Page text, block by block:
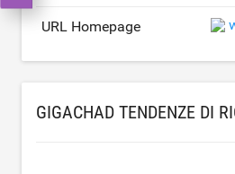
URL Homepage
GIGACHAD TENDENZE DI